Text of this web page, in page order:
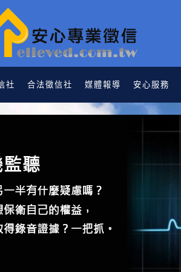
社 合法徵信社 媒體報導 安心服務